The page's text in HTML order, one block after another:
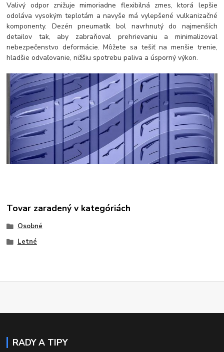
Valivý odpor znižuje mimoriadne flexibilná zmes, ktorá lepšie
odoláva vysokým teplotám a navyše má vylepšené vulkanizačné
komponenty. Dezén pneumatík bol navrhnutý do najmenších
detailov tak, aby zabraňoval prehrievaniu a minimalizoval
nebezpečenstvo deformácie. Môžete sa tešiť na menšie trenie,
hladšie odvaľovanie, nižšiu spotrebu paliva a úsporný výkon.
Tovar zaradený v kategóriách
Osobné
Letné
RADY A TIPY